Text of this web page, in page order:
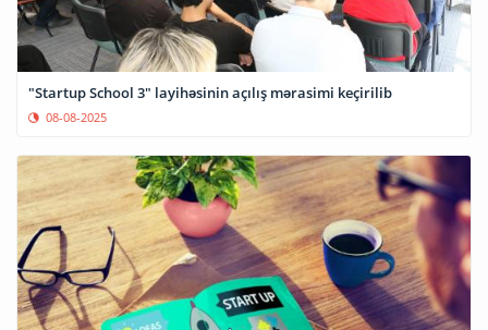
"Startup School 3" layihəsinin açılış mərasimi keçirilib
08-08-2025